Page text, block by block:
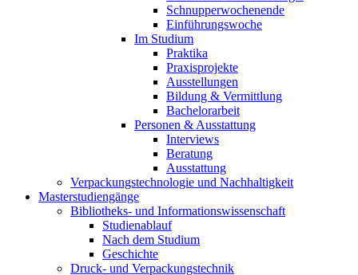
Schnupperwochenende
Einführungswoche
Im Studium
Praktika
Praxisprojekte
Ausstellungen
Bildung & Vermittlung
Bachelorarbeit
Personen & Ausstattung
Interviews
Beratung
Ausstattung
Verpackungstechnologie und Nachhaltigkeit
Masterstudiengänge
Bibliotheks- und Informationswissenschaft
Studienablauf
Nach dem Studium
Geschichte
Druck- und Verpackungstechnik